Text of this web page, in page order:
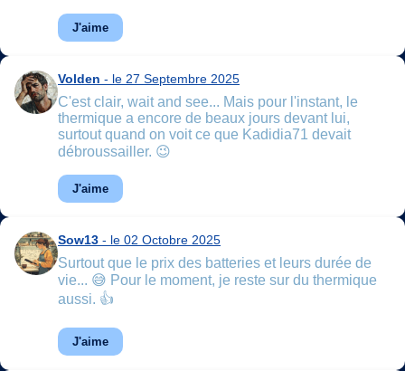
J'aime
Volden - le 27 Septembre 2025
C'est clair, wait and see... Mais pour l'instant, le
thermique a encore de beaux jours devant lui,
surtout quand on voit ce que Kadidia71 devait
débroussailler. 😉
J'aime
Sow13 - le 02 Octobre 2025
Surtout que le prix des batteries et leurs durée de
vie... 😅 Pour le moment, je reste sur du thermique
aussi. 👍
J'aime